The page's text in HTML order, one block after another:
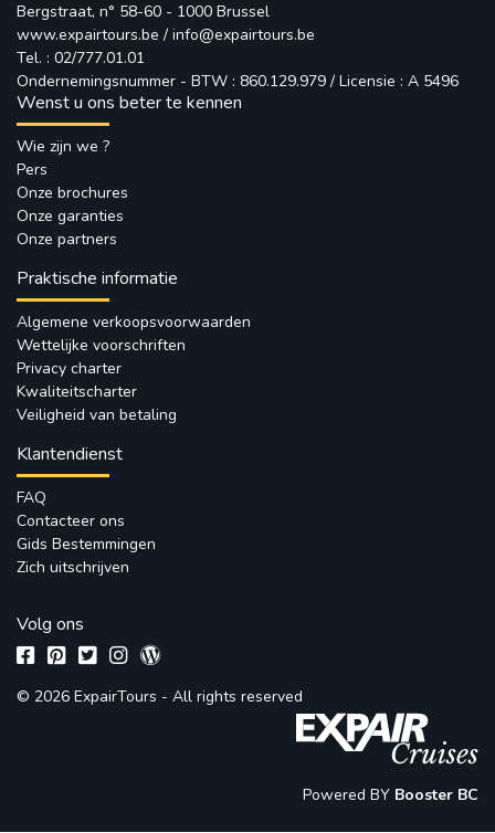
Bergstraat, n° 58-60 - 1000 Brussel
www.expairtours.be / info@expairtours.be
Tel. : 02/777.01.01
Ondernemingsnummer - BTW : 860.129.979 / Licensie : A 5496
Wenst u ons beter te kennen
Wie zijn we ?
Pers
Onze brochures
Onze garanties
Onze partners
Praktische informatie
Algemene verkoopsvoorwaarden
Wettelijke voorschriften
Privacy charter
Kwaliteitscharter
Veiligheid van betaling
Klantendienst
FAQ
Contacteer ons
Gids Bestemmingen
Zich uitschrijven
Volg ons
© 2026 ExpairTours - All rights reserved
Powered BY Booster BC